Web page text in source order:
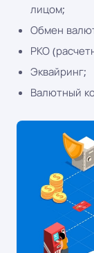
лицом;
Обмен
РКО
Эквайринг;
Валютный